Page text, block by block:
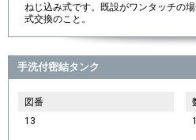
ねじ込み式です。既設がワンタッチの
式交換のこと。
手洗付密結タンク
図番
13
1